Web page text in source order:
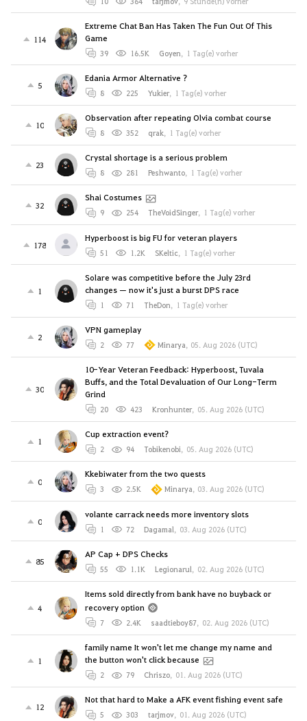
114
Extreme Chat Ban Has Taken The Fun Out Of This
Game
39 16.5K Goyen, 1 Tag(e) vorher
5
Edania Armor Alternative ?
8 225 Yukier, 1 Tag(e) vorher
10
Observation after repeating Olvia combat course
8 352 qrak, 1 Tag(e) vorher
23
Crystal shortage is a serious problem
8 281 Peshwanto, 1 Tag(e) vorher
32
Shai Costumes
9 254 TheVoidSinger, 1 Tag(e) vorher
178
Hyperboost is big FU for veteran players
51 1.2K SKeltic, 1 Tag(e) vorher
1
Solare was competitive before the July 23rd
changes — now it's just a burst DPS race
1 71 TheDon, 1 Tag(e) vorher
2
VPN gameplay
2 77 Minarya, 05. Aug 2026 (UTC)
30
10-Year Veteran Feedback: Hyperboost, Tuvala
Buffs, and the Total Devaluation of Our Long-Term
Grind
20 423 Kronhunter, 05. Aug 2026 (UTC)
1
Cup extraction event?
2 94 Tobikenobi, 05. Aug 2026 (UTC)
0
Kkebiwater from the two quests
3 2.5K Minarya, 03. Aug 2026 (UTC)
0
volante carrack needs more inventory slots
1 72 Dagamal, 03. Aug 2026 (UTC)
85
AP Cap + DPS Checks
55 1.1K Legionarul, 02. Aug 2026 (UTC)
4
Items sold directly from bank have no buyback or
recovery option
7 2.4K saadtieboy87, 02. Aug 2026 (UTC)
1
family name It won't let me change my name and
the button won't click because
2 79 Chriszo, 01. Aug 2026 (UTC)
12
Not that hard to Make a AFK event fishing event safe
5 303 tarjmov, 01. Aug 2026 (UTC)